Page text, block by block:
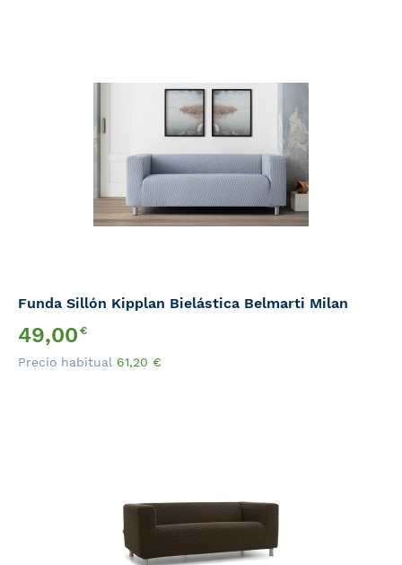
Funda Sillón Kipplan Bielástica Belmarti Milan
Precio
Especial
49,00€
Precio habitual 61,20 €